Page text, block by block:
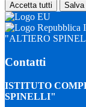
Accetta tutti Salva
"ALTIERO
Contatti
ISTITUTO
SPINELLI"